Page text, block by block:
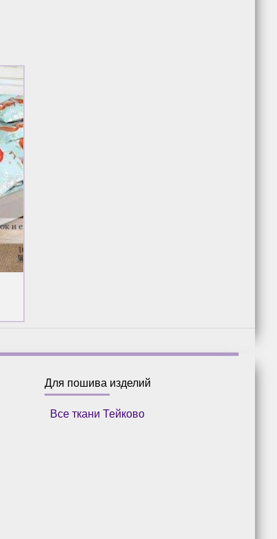
Для пошива изделий
Все ткани Тейково